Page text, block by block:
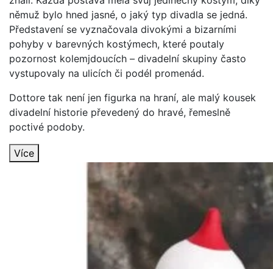
němuž bylo hned jasné, o jaký typ divadla se jedná.
Představení se vyznačovala divokými a bizarními
pohyby v barevných kostýmech, které poutaly
pozornost kolemjdoucích – divadelní skupiny často
vystupovaly na ulicích či podél promenád.
Dottore tak není jen figurka na hraní, ale malý kousek
divadelní historie převedený do hravé, řemeslně
poctivé podoby.
Více